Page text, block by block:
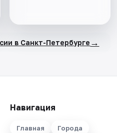
в Санкт-Петербурге →
Навигация
Главная
Города